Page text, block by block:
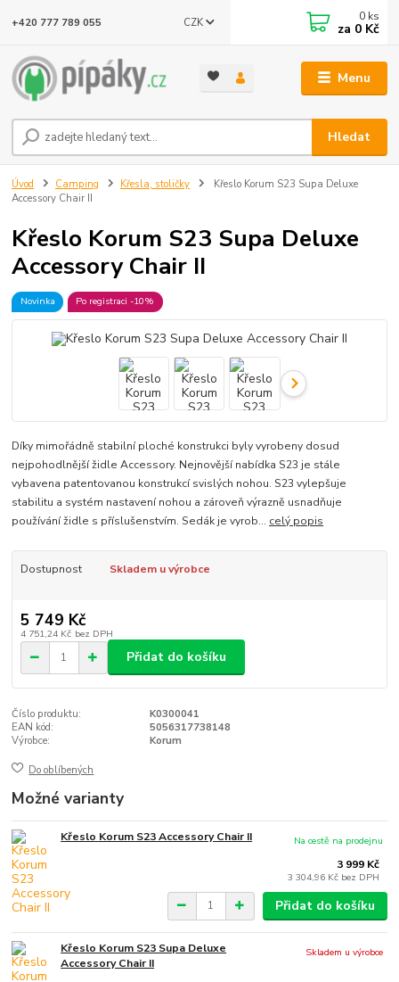
Menu
CZK
Hledat
+420 777 789 055 0 ks
za 0 Kč
Úvod Camping Křesla, stoličky
Křeslo Korum S23 Supa Deluxe
Accessory Chair II
Křeslo Korum S23 Supa Deluxe
Accessory Chair II
Novinka Po registraci -10%
Díky mimořádně stabilní ploché konstrukci byly vyrobeny dosud
nejpohodlnější židle Accessory. Nejnovější nabídka S23 je stále
vybavena patentovanou konstrukcí svislých nohou. S23 vylepšuje
stabilitu a systém nastavení nohou a zároveň výrazně usnadňuje
používání židle s příslušenstvím. Sedák je vyrob... celý popis
Dostupnost Skladem u výrobce
5 749 Kč
4 751,24 Kč bez DPH
Přidat do košíku
Číslo produktu:
K0300041
EAN kód:
5056317738148
Výrobce:
Korum
Do oblíbených
Možné varianty
Křeslo Korum S23 Accessory Chair II
3 999 Kč
3 304,96 Kč bez DPH
Na cestě na prodejnu
Přidat do košíku
Křeslo Korum S23 Supa Deluxe
Accessory Chair II
Skladem u výrobce